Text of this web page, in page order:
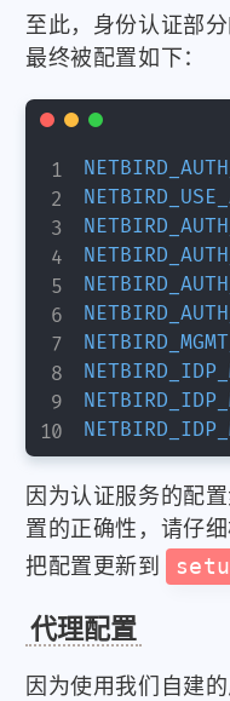
至此，身份认证部
最终被配置如下：
因为认证服务的配
置的正确性，请仔
把配置更新到
代理配置
因为使用我们自建